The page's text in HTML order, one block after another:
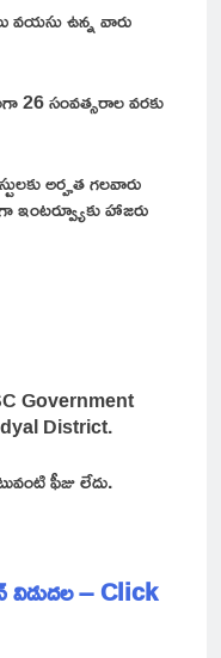
వయసు ఉన్న వారు
26 సంవత్సరాల వరకు
అర్హత గలవారు
ఇంటర్వ్యూకు హాజరు
Government
District.
ఫీజు లేదు.
– Click